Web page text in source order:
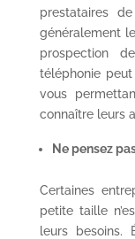
prestataires
généralement
prospection
téléphonie
vous
connaître leurs
Ne pensez
Certaines
petite taille
leurs besoins.